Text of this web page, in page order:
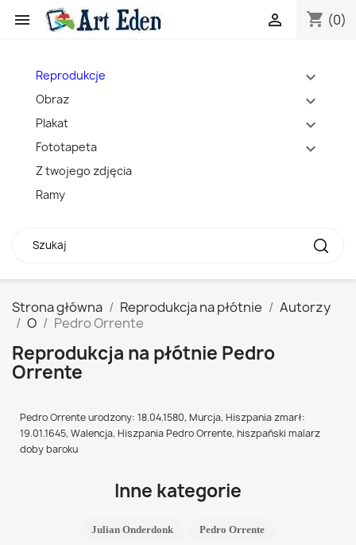
 shopping_cart (0)

expand_more
Reprodukcje
expand_more
Obraz
expand_more
Plakat
expand_more
Fototapeta
Z twojego zdjęcia
Ramy
Strona główna Reprodukcja na płótnie
Autorzy
O
Pedro Orrente
Reprodukcja na płótnie Pedro
Orrente
Pedro Orrente urodzony: 18.04.1580, Murcja, Hiszpania zmarł:
19.01.1645, Walencja, Hiszpania Pedro Orrente, hiszpański malarz
doby baroku
Inne kategorie
Julian Onderdonk Pedro Orrente